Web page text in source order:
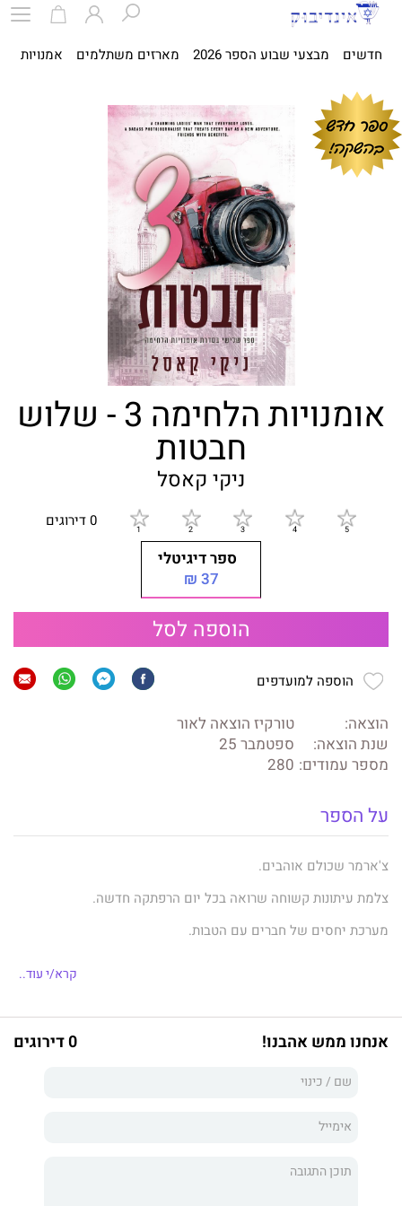
חדשים מבצעי שבוע הספר 2026 מארזים משתלמים אמנויות
אומנויות הלחימה 3 - שלוש
חבטות
ניקי קאסל
0 דירוגים
ספר דיגיטלי
37 ₪
הוספה לסל
הוספה למועדפים
הוצאה:
טורקיז הוצאה לאור
שנת הוצאה:
ספטמבר 25
מספר עמודים: 280
על הספר
צ'ארמר שכולם אוהבים.
צלמת עיתונות קשוחה שרואה בכל יום הרפתקה חדשה.
מערכת יחסים של חברים עם הטבות.
ביניהם מושכים אותם זה לזה. קל להם לעבור ממפגש מקרי מתוק
עם הזמן, מערכת היחסים הפיזית מתפתחת לחברות אמיתית. לא עובר
זמן רב עד שהם מתחילים לשלוח הודעות ללא סיבה מיוחדת, פוגשים
הסדינים. אבל ככל שהם מתקרבים, החששות שלהם ממערכות
להימנעות מקשרים חברתיים.
קרא/י עוד..
אנחנו ממש אהבנו! 0 דירוגים